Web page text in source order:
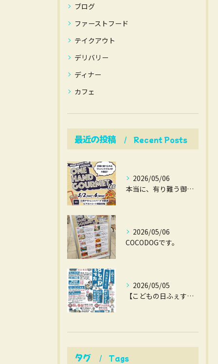
ブログ
ファーストフード
テイクアウト
デリバリー
ディナー
カフェ
最近の投稿 Recent Posts
2026/05/06
本当に、有り難う御座いました。
2026/05/06
COCODOGです。
2026/05/05
【こどもの日ふぇすた】
タグ Tags